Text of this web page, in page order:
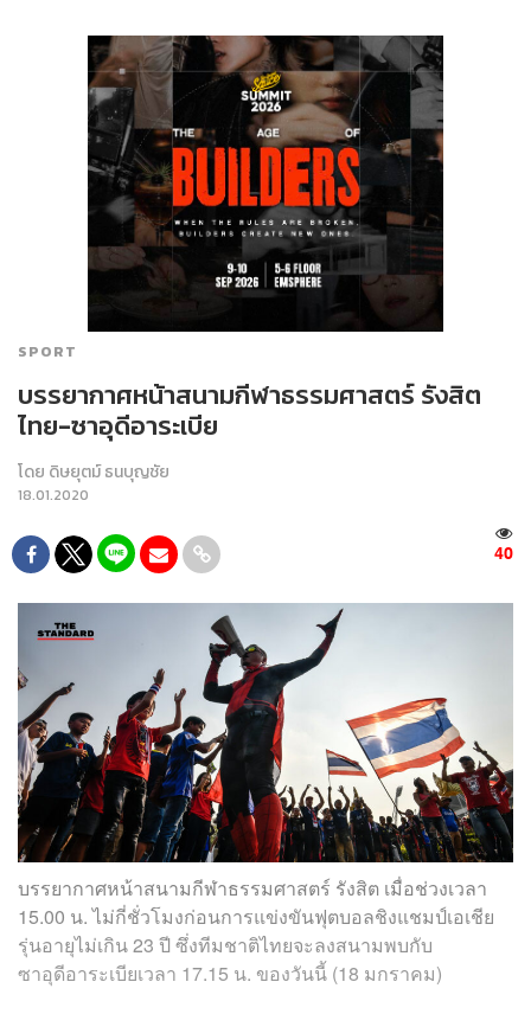
SPORT
บรรยากาศหน้าสนามกีฬาธรรมศาสตร์ รังสิต
ไทย-ซาอุดีอาระเบีย
โดย ดิษยุตม์ ธนบุญชัย
18.01.2020
40
บรรยากาศหน้าสนามกีฬาธรรมศาสตร์ รังสิต เมื่อช่วงเวลา
15.00 น. ไม่กี่ชั่วโมงก่อนการแข่งขันฟุตบอลชิงแชมป์เอเชีย
รุ่นอายุไม่เกิน 23 ปี ซึ่งทีมชาติไทยจะลงสนามพบกับ
ซาอุดีอาระเบียเวลา 17.15 น. ของวันนี้ (18 มกราคม)